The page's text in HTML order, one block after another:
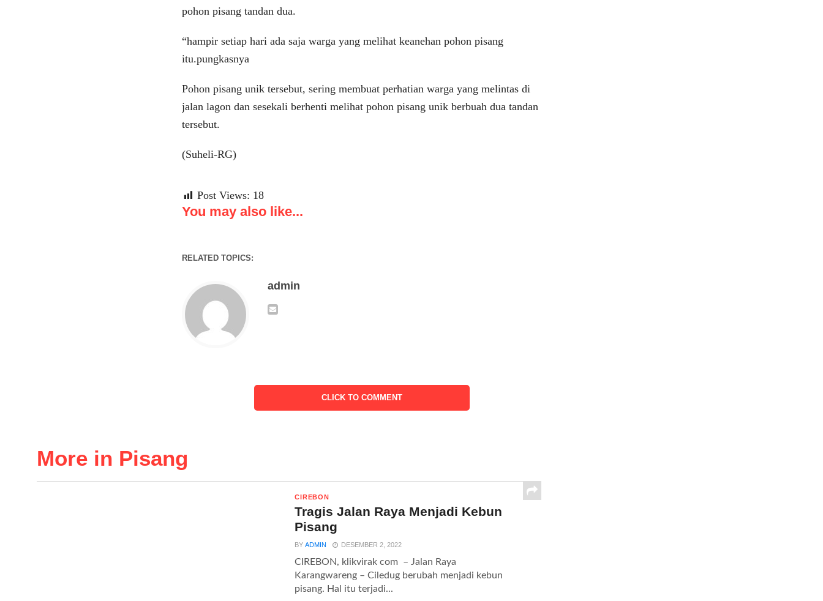
pohon pisang tandan dua.
“hampir setiap hari ada saja warga yang melihat keanehan pohon pisang
itu.pungkasnya
Pohon pisang unik tersebut, sering membuat perhatian warga yang melintas di
jalan lagon dan sesekali berhenti melihat pohon pisang unik berbuah dua tandan
tersebut.
(Suheli-RG)
Post Views: 18
You may also like...
RELATED TOPICS:
admin
CLICK TO COMMENT
More in Pisang
CIREBON
Tragis Jalan Raya Menjadi Kebun
Pisang
BYADMIN DESEMBER 2, 2022
CIREBON, klikvirak com – Jalan Raya
Karangwareng – Ciledug berubah menjadi kebun
pisang. Hal itu terjadi...